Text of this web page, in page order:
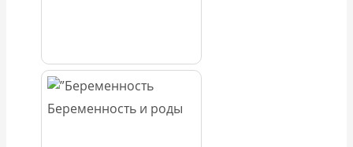
Беременность и роды